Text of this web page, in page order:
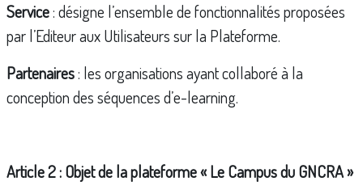
Service: désigne l’ensemble de fonctionnalités proposées
par l’Editeur aux Utilisateurs sur la Plateforme.
Partenaires: les organisations ayant collaboré à la
conception des séquences d’e-learning.
Article 2 : Objet de la plateforme « Le Campus du GNCRA »